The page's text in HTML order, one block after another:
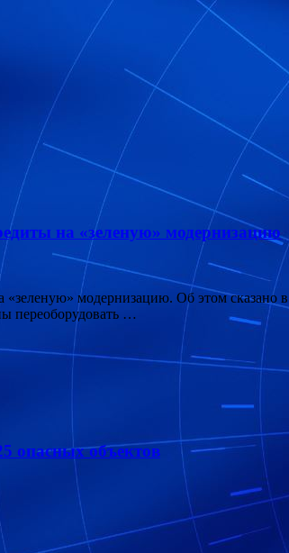
на «зеленую» модернизацию
«зеленую» модернизацию. Об этом
переоборудовать …
опасных объектов